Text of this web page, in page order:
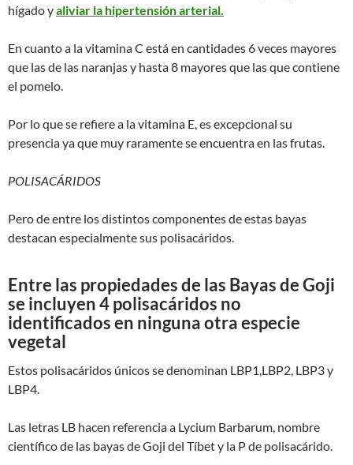
hígado yaliviar la hipertensión arterial.
En cuanto a la vitamina C está en cantidades 6 veces mayores
que las de las naranjas y hasta 8 mayores que las que contiene
el pomelo.
Por lo que se refiere a la vitamina E, es excepcional su
presencia ya que muy raramente se encuentra en las frutas.
POLISACÁRIDOS
Pero de entre los distintos componentes de estas bayas
destacan especialmente sus polisacáridos.
Entre las propiedades de las Bayas de Goji
se incluyen 4 polisacáridos no
identificados en ninguna otra especie
vegetal
Estos polisacáridos únicos se denominan LBP1,LBP2, LBP3 y
LBP4.
Las letras LB hacen referencia a Lycium Barbarum, nombre
científico de las bayas de Goji del Tíbet y la P de polisacárido.